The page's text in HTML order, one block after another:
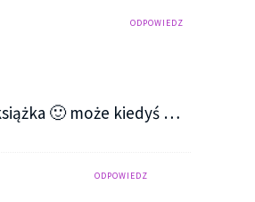
ODPOWIEDZ
🙂 może kiedyś …
ODPOWIEDZ